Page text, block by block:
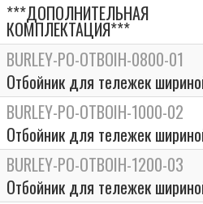
***ДОПОЛНИТЕЛЬНАЯ
КОМПЛЕКТАЦИЯ***
BURLEY-PO-OTBOIH-0800-01
Отбойник для тележек
BURLEY-PO-OTBOIH-1000-02
Отбойник для тележек
BURLEY-PO-OTBOIH-1200-03
Отбойник для тележек